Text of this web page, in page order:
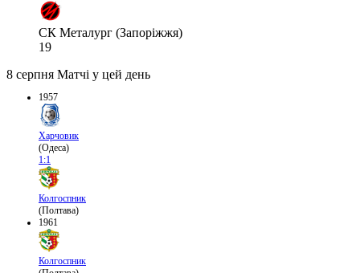
СК Металург (Запоріжжя)
19
8 серпня Матчі у цей день
1957
Харчовик
(Одеса)
1:1
Колгоспник
(Полтава)
1961
Колгоспник